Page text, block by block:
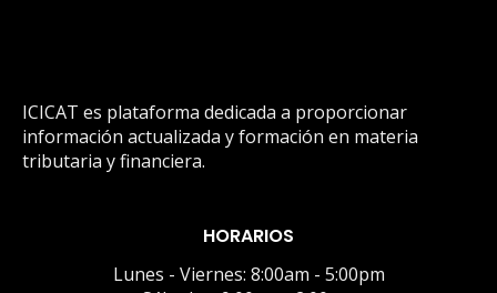
ICICAT es plataforma dedicada a proporcionar
información actualizada y formación en materia
tributaria y financiera.
HORARIOS
Lunes - Viernes: 8:00am - 5:00pm